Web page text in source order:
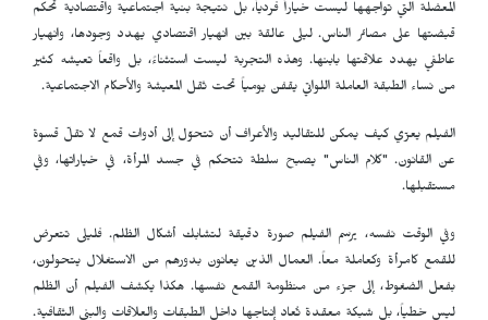
المعضلة التي تواجهها ليست خياراً فردياً، بل نتيجة بنية اجتماعية واقتصادية تُحكم
قبضتها على مصائر الناس. ليلى عالقة بين انهيار اقتصادي يهدد وجودها، وانهيار
عاطفي يهدد علاقتها بابنها. وهذه التجربة ليست استثناءً، بل واقعاً تعيشه كثير
من نساء الطبقة العاملة اللواتي يقفن يومياً تحت ثقل المعيشة والأحكام الاجتماعية.
الفيلم يعرّي كيف يمكن للتقاليد والأعراف أن تتحوّل إلى أدوات قمع لا تقلّ قسوة
عن القانون. "كلام الناس" يصبح سلطة تتحكم في جسد المرأة، في خياراتها، وفي
مستقبلها.
وفي الوقت نفسه، يرسم الفيلم صورة دقيقة لتشابك أشكال الظلم. فليلى تتعرض
للقمع كامرأة وكعاملة معاً. العمال الذين يعانون بدورهم من الاستغلال يتحولون،
بفعل الضغوط، إلى جزء من منظومة القمع نفسها. هكذا يكشف الفيلم أن الظلم
ليس خطياً، بل شبكة معقدة تُعاد إنتاجها داخل الطبقات والعلاقات والبنى الثقافية.